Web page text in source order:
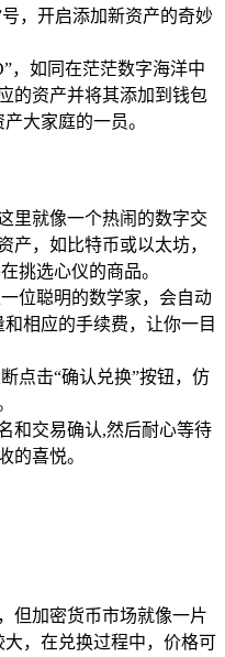
，开启添加新资产的奇妙
，如同在茫茫数字海洋中
的资产并将其添加到钱包
大家庭的一员。
里就像一个热闹的数字交
产，如比特币或以太坊，
挑选心仪的商品。
位聪明的数学家，会自动
相应的手续费，让你一目
点击“确认兑换”按钮，仿
和交易确认,然后耐心等待
的喜悦。
但加密货币市场就像一片
，在兑换过程中，价格可